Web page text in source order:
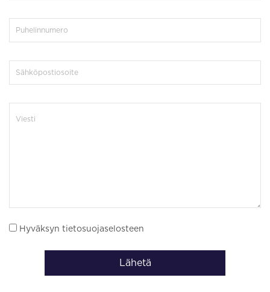
Hyväksyn tietosuojaselosteen
Lähetä